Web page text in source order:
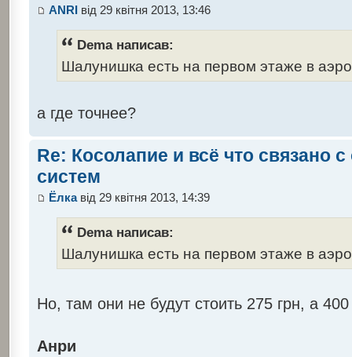
ANRIвід 29 квітня 2013, 13:46
Dema написав:
Шалунишка есть на первом этаже в
а где точнее?
Re: Косолапие и всё что связано
систем
Ёлкавід 29 квітня 2013, 14:39
Dema написав:
Шалунишка есть на первом этаже в
Но, там они не будут стоить 275 грн, а
Анри